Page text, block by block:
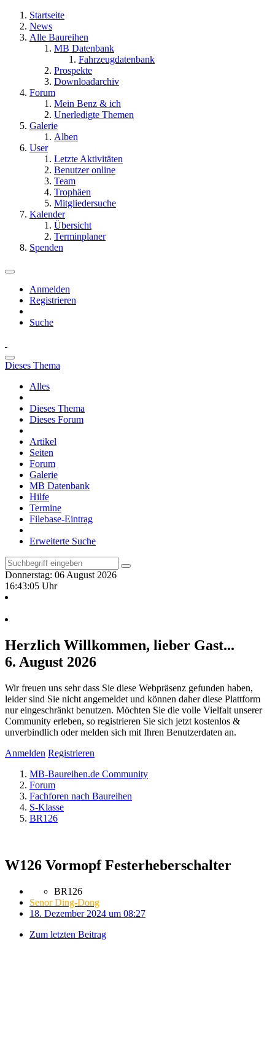
Startseite
News
Alle Baureihen
MB Datenbank
Fahrzeugdatenbank
Prospekte
Downloadarchiv
Forum
Mein Benz & ich
Unerledigte Themen
Galerie
Alben
User
Letzte Aktivitäten
Benutzer online
Team
Trophäen
Mitgliedersuche
Kalender
Übersicht
Terminplaner
Spenden
Anmelden
Registrieren
Suche
Dieses Thema
Alles
Dieses Thema
Dieses Forum
Artikel
Seiten
Forum
Galerie
MB Datenbank
Hilfe
Termine
Filebase-Eintrag
Erweiterte Suche
Donnerstag: 06 August 2026
16:43:06 Uhr
Herzlich Willkommen, lieber Gast...
6. August 2026
Wir freuen uns sehr dass Sie diese Webpräsenz gefunden haben,
leider sind Sie nicht angemeldet und können daher diese Plattform
nur eingeschränkt benutzen. Möchten Sie die volle Vielfalt unserer
Community erleben, so registrieren Sie sich jetzt kostenlos &
unverbindlich oder melden sich mit Ihren Benutzerdaten an.
Anmelden Registrieren
MB-Baureihen.de Community
Forum
Fachforen nach Baureihen
S-Klasse
BR126
W126 Vormopf Festerheberschalter
BR126
Senor Ding-Dong
18. Dezember 2024 um 08:27
Zum letzten Beitrag